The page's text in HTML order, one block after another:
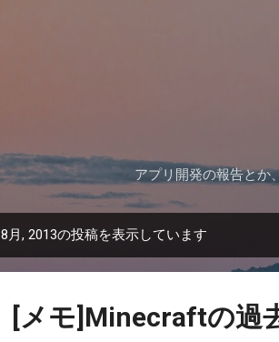
アプリ開発の報告とか
8月, 2013の投稿を表示しています
[メモ]Minecraftの過